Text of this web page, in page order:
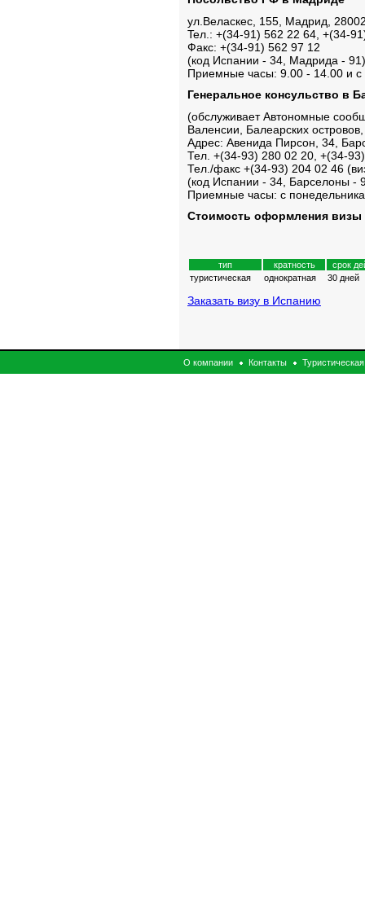
ул.Веласкес, 155, Мадрид,
Teл.: +(34-91) 562 22 64, +(34-
Факс: +(34-91) 562 97 12
(код Испании - 34, Мадрида - 91)
Приемные часы: 9.00 - 14.00 и с
Генеральное консульство в
(обслуживает Автономные
Валенсии, Балеарских
Адрес: Авенида Пирсон, 34,
Тел. +(34-93) 280 02 20, +(34-
Тел./факс +(34-93) 204 02 46
(код Испании - 34, Барселоны -
Приемные часы: с
Стоимость оформления
тип кратность
срок
туристическая
однократная 30 дней
Заказать визу в Испанию
О компании Контакты